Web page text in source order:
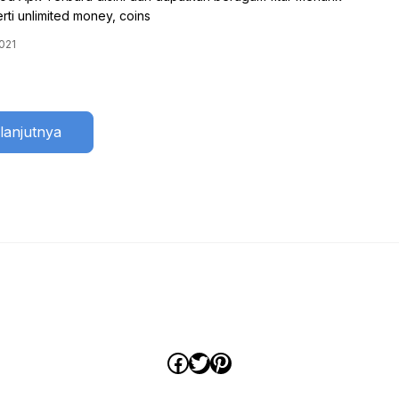
unlimited money, coins
Facebook
Twitter
Pinterest